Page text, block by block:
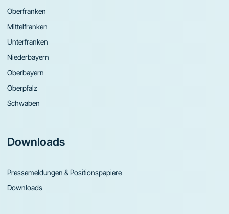
Oberfranken
Mittelfranken
Unterfranken
Niederbayern
Oberbayern
Oberpfalz
Schwaben
Downloads
Pressemeldungen & Positionspapiere
Downloads